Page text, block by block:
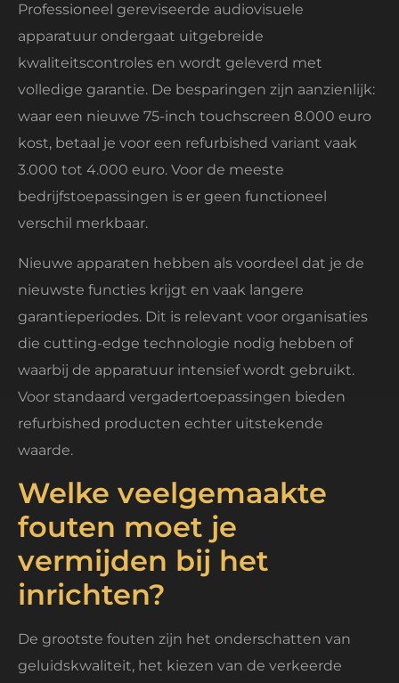
Professioneel gereviseerde audiovisuele
apparatuur ondergaat uitgebreide
kwaliteitscontroles en wordt geleverd met
volledige garantie. De besparingen zijn aanzienlijk:
waar een nieuwe 75-inch touchscreen 8.000 euro
kost, betaal je voor een refurbished variant vaak
3.000 tot 4.000 euro. Voor de meeste
bedrijfstoepassingen is er geen functioneel
verschil merkbaar.
Nieuwe apparaten hebben als voordeel dat je de
nieuwste functies krijgt en vaak langere
garantieperiodes. Dit is relevant voor organisaties
die cutting-edge technologie nodig hebben of
waarbij de apparatuur intensief wordt gebruikt.
Voor standaard vergadertoepassingen bieden
refurbished producten echter uitstekende
waarde.
Welke veelgemaakte
fouten moet je
vermijden bij het
inrichten?
De grootste fouten zijn het onderschatten van
geluidskwaliteit, het kiezen van de verkeerde